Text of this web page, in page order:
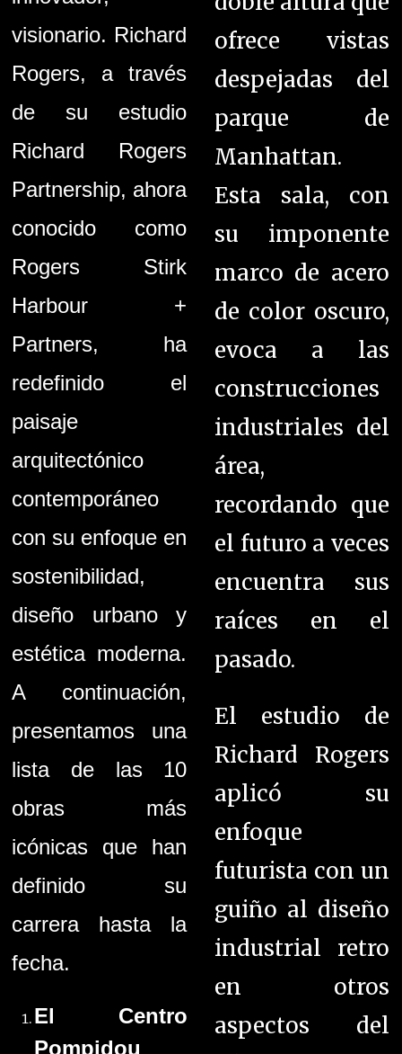
visionario. Richard
Rogers, a través
de su estudio
Richard Rogers
Partnership, ahora
conocido como
Rogers Stirk
Harbour +
Partners, ha
redefinido el
paisaje
arquitectónico
contemporáneo
con su enfoque en
sostenibilidad,
diseño urbano y
estética moderna.
A continuación,
presentamos una
lista de las 10
obras más
icónicas que han
definido su
carrera hasta la
fecha.
El Centro
Pompidou
ofrece vistas
despejadas del
parque de
Manhattan.
Esta sala, con
su imponente
marco de acero
de color oscuro,
evoca a las
construcciones
industriales del
área,
recordando que
el futuro a veces
encuentra sus
raíces en el
pasado.
El estudio de
Richard Rogers
aplicó su
enfoque
futurista con un
guiño al diseño
industrial retro
en otros
aspectos del